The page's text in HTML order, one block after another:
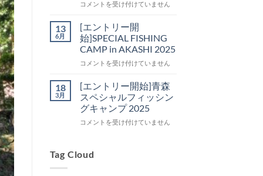
塩
羽
尾
と
や
す
ぎ
ト
レ
イ
ル
FISHING
in
OKINAWA
SAI
(祭・
彩・
2026
は
[エ
ト
リ
ー
開
始]
３
回
KONAN
TRAIL
～
と
コメントを受け付けていません
13
6月
[エントリー開
始]SPECIAL FISHING
CAMP in AKASHI 2025
[エ
ト
リ
ー
開
始]SPECIAL
in
コメントを受け付けていません
18
3月
[エントリー開始]青森
スペシャルフィッシン
グキャンプ 2025
[エ
コメントを受け付けていません
Tag Cloud